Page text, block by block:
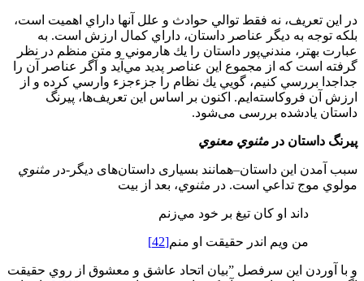
در اين تعريف، نه فقط توالي حوادث و علل آنها داراي اهميت است،
بلكه توجه به ديگر عناصر داستان، داراي كمال ارزش است. به
عبارت بهتر، مندني‌پور داستان را يك هارموني و متنِ منظم در نظر
گرفته است كه از مجموع اين عناصر پدید مي‌آيد و اگر عناصر آن را
جداجدا بررسي کنیم، گويي يك نظام را جزء‌جزء وارسي كرده و از
ارزش آن فروكاسته‌ايم. اكنون بر اساس اين تعريف‌ها، پيرنگ
داستان‌ يادشده بررسی می‌شود.
پيرنگ داستان در مثنوي معنوي
سبب آمدن این داستان–همانند بسیاری داستان‌های دیگر-در مثنوي
مولوي موج تداعي است. در مثنوي، بعد از بيت
داند او كان تيغ بر خود مي‌زنم
من ويم اندر حقيقت او منم[42]
و با آوردن اين سرفصل ”بيان اتحاد عاشق و معشوق از روي حقيقت